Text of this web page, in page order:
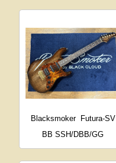
Blacksmoker
Futura-SV
BB SSH/DBB/GG